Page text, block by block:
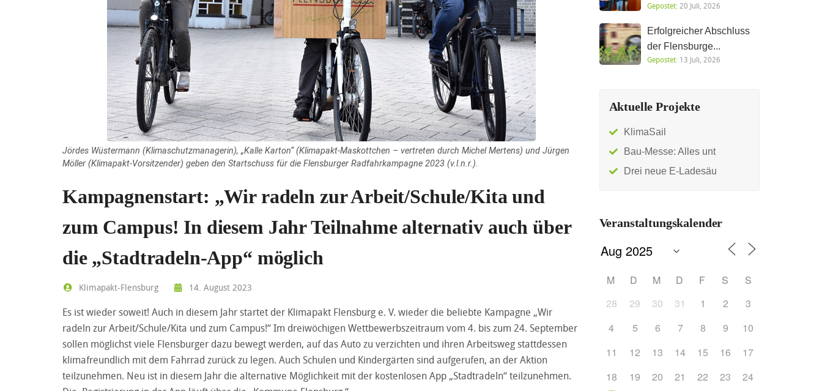
Jördes Wüstermann (Klimaschutzmanagerin), „Kalle Karton“ (Klimapakt-Maskottchen – vertreten durch Michel Mertens) und Jürgen
Möller (Klimapakt-Vorsitzender) geben den Startschuss für die Flensburger Radfahrkampagne 2023 (v.l.n.r.).
Kampagnenstart: „Wir radeln zur Arbeit/Schule/Kita und
zum Campus! In diesem Jahr Teilnahme alternativ auch über
die „Stadtradeln-App“ möglich
Klimapakt-Flensburg 14. August 2023
Es ist wieder soweit! Auch in diesem Jahr startet der Klimapakt Flensburg e. V. wieder die beliebte Kampagne „Wir
radeln zur Arbeit/Schule/Kita und zum Campus!“ Im dreiwöchigen Wettbewerbszeitraum vom 4. bis zum 24. September
sollen möglichst viele Flensburger dazu bewegt werden, auf das Auto zu verzichten und ihren Arbeitsweg stattdessen
klimafreundlich mit dem Fahrrad zurück zu legen. Auch Schulen und Kindergärten sind aufgerufen, an der Aktion
teilzunehmen. Neu ist in diesem Jahr die alternative Möglichkeit mit der kostenlosen App „Stadtradeln“ teilzunehmen.
Gepostet:20 Juli, 2026
Erfolgreicher Abschluss
der Flensburge...
Gepostet:13 Juli, 2026
Aktuelle Projekte
KlimaSail
Bau-Messe: Alles unt
Drei neue E-Ladesäu
Veranstaltungskalender
M D M D F S
S
28
29 30 31 1 2
3
4
5 6 7 8 9
10
11
12 13 14 15 16
17
18
19 20 21 22 23
24